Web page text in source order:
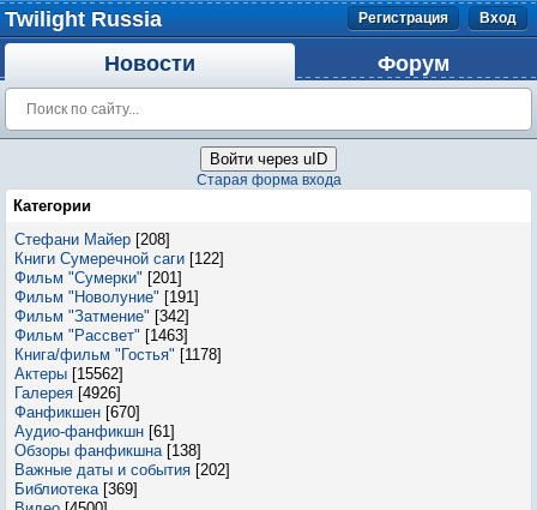
Twilight Russia Регистрация Вход
Новости Форум
Войти через uID
Старая форма входа
Категории
Стефани Майер [208]
Книги Сумеречной саги [122]
Фильм "Сумерки" [201]
Фильм "Новолуние" [191]
Фильм "Затмение" [342]
Фильм "Рассвет" [1463]
Книга/фильм "Гостья" [1178]
Актеры [15562]
Галерея [4926]
Фанфикшен [670]
Аудио-фанфикшн [61]
Обзоры фанфикшна [138]
Важные даты и события [202]
Библиотека [369]